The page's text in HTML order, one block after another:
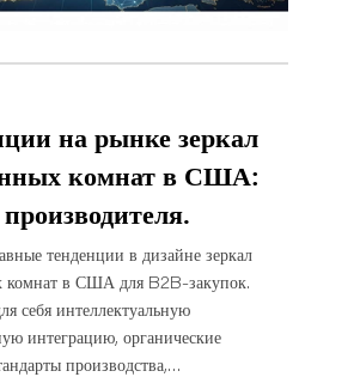
на рынке зеркал
комнат в США:
тенденции в дизайне зеркал
комнат в США для B2B-закупок.
себя интеллектуальную
интеграцию, органические
производства,